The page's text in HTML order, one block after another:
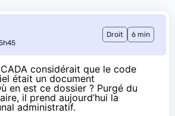
Droit 6 min
considérait que le code
était un document
en est ce dossier ? Purgé du
il prend aujourd’hui la
administratif.